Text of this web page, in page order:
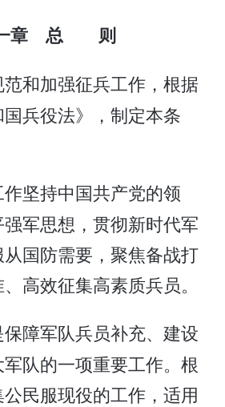
章 总 则
和加强征兵工作，根据
国兵役法》，制定本条
坚持中国共产党的领
军思想，贯彻新时代军
国防需要，聚焦备战打
高效征集高素质兵员。
障军队兵员补充、建设
队的一项重要工作。根
民服现役的工作，适用